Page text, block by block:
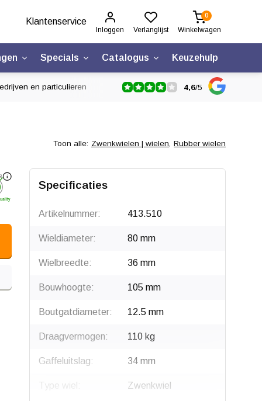
Klantenservice
Inloggen Verlanglijst
0
Winkelwagen
Specials Catalogus Keuzehulp
en particulieren 4,6/5
Toon alle: Zwenkwielen | wielen, Rubber wielen
Specificaties
Artikelnummer: 413.510
Wieldiameter: 80 mm
Wielbreedte: 36 mm
Bouwhoogte: 105 mm
Boutgatdiameter: 12.5 mm
Draagvermogen: 110 kg
Gaffeluitslag: 34 mm
Type wiel: Zwenkwiel